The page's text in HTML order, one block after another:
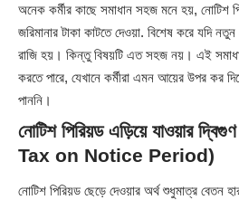
অনেক কর্মীর কাছে সমাধান সহজ মনে হয়, নোটিশ
জরিমানার টাকা কাটতে দেওয়া. বিশেষ করে যদি
রাজি হয়। কিন্তু বিষয়টি এত সহজ নয়। এই
করতে পারে, যেখানে কর্মীরা এমন আয়ের উপর কর
পাননি।
নোটিশ পিরিয়ড এড়িয়ে যাওয়ার
Tax on Notice Period)
নোটিশ পিরিয়ড ছেড়ে দেওয়ার অর্থ শুধুমাত্র বেতন